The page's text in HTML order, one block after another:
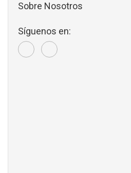
Sobre Nosotros
Síguenos en: